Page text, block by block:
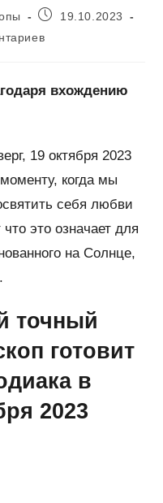
Запись19.10.2023
вхождению
19 октября 2023
когда мы
себя любви
это означает для
на Солнце,
точный
готовит
в
2023